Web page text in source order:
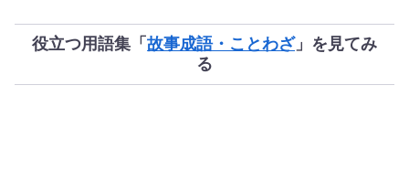
役立つ用語集「 故事成語・ことわざ」を見てみ
る